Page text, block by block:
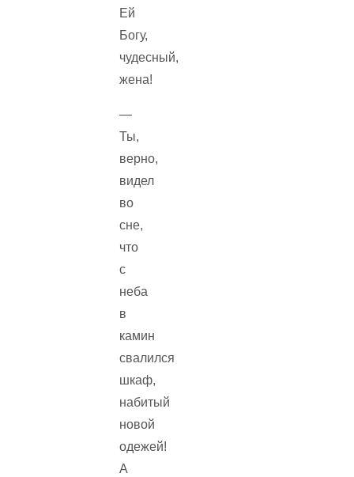
Ей
Богу,
чудесный,
жена!
—
Ты,
верно,
видел
во
сне,
что
с
неба
в
камин
свалился
шкаф,
набитый
новой
одежей!
А